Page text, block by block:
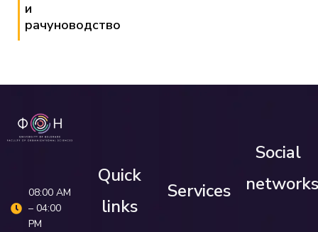
и
рачуноводство
08:00 AM
– 04:00
PM
Quick
links
Services
Social
networks